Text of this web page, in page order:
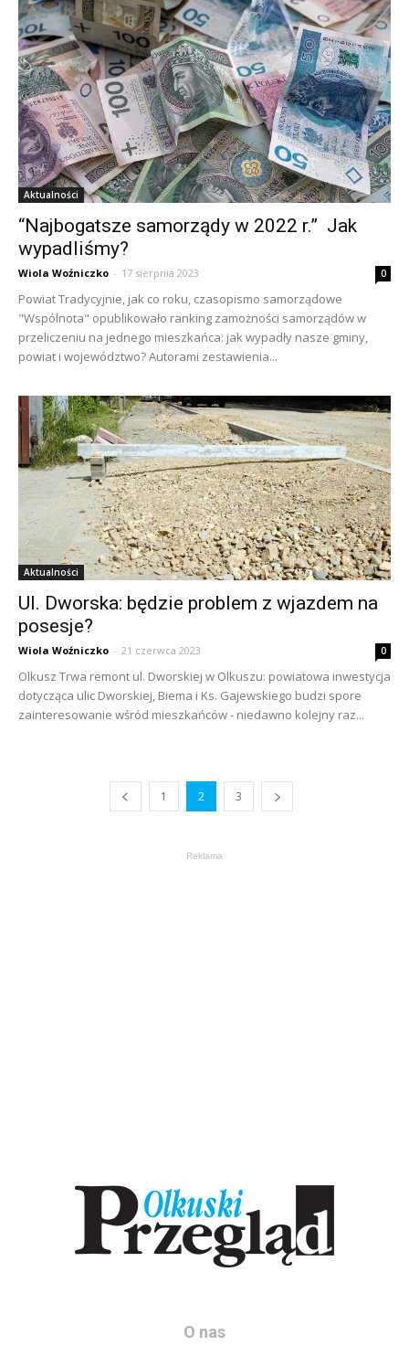
Aktualności
“Najbogatsze samorządy w 2022 r.” Jak
wypadliśmy?
Wiola Woźniczko - 17 sierpnia 2023 0
Powiat Tradycyjnie, jak co roku, czasopismo samorządowe
"Wspólnota" opublikowało ranking zamożności samorządów w
przeliczeniu na jednego mieszkańca: jak wypadły nasze gminy,
powiat i województwo? Autorami zestawienia...
Aktualności
Ul. Dworska: będzie problem z wjazdem na
posesje?
Wiola Woźniczko - 21 czerwca 2023 0
Olkusz Trwa remont ul. Dworskiej w Olkuszu: powiatowa inwestycja
dotycząca ulic Dworskiej, Biema i Ks. Gajewskiego budzi spore
zainteresowanie wśród mieszkańców - niedawno kolejny raz...
1 2 3
Reklama
O nas